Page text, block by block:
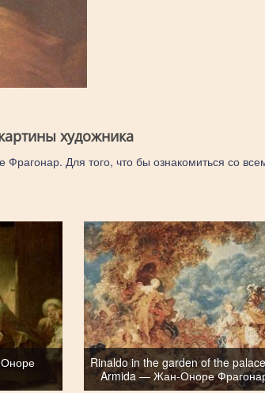
художника
Для того, что бы ознакомиться со
Rinaldo in the garden of the
Armida — Жан-Оноре